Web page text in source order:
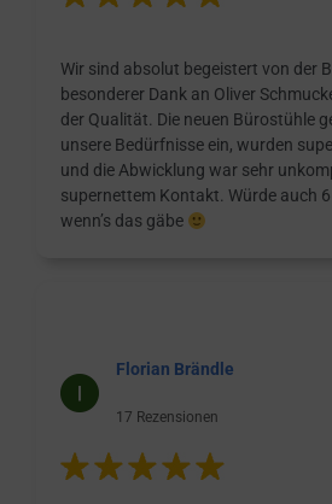
Wir sind absolut begeistert von der
besonderer Dank an Oliver
der Qualität. Die neuen Bürostühle
unsere Bedürfnisse ein, wurden
und die Abwicklung war sehr
supernettem Kontakt. Würde auch
wenn’s das gäbe
Florian Brändle
17 Rezensionen